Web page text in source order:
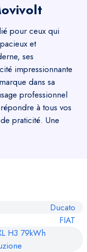
pour ceux qui
et
ses
impressionnante
dans sa
professionnel
à tous vos
praticité. Une
Ducato
FIAT
H3 79kWh